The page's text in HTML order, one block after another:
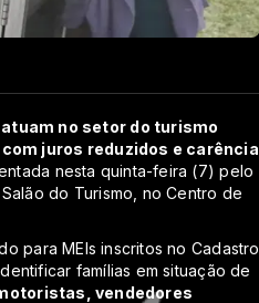
no setor do turismo
juros reduzidos e carência
nesta quinta-feira (7) pelo
do Turismo, no Centro de
para MEIs inscritos no Cadastro
famílias em situação de
vendedores